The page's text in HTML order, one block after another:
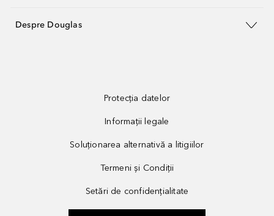
Despre Douglas
Protecția datelor
Informații legale
Soluționarea alternativă a litigiilor
Termeni și Condiții
Setări de confidențialitate